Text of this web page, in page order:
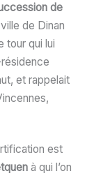
de
de Dinan
tour qui lui
et rappelait
est
à qui l’on